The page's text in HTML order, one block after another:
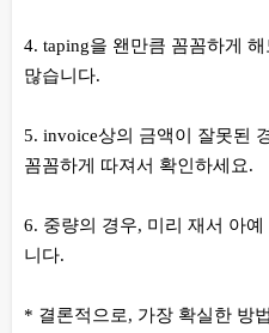
4. taping을 왠만큼 꼼꼼하게
많습니다.
5. invoice상의 금액이 잘못된
꼼꼼하게 따져서 확인하세요.
6. 중량의 경우, 미리 재서 아
니다.
* 결론적으로, 가장 확실한 방